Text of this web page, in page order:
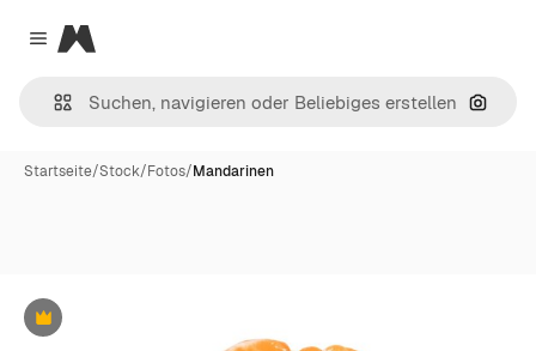
Close menu
Magnific
Nach
Startseite/Stock/Fotos/Mandarinen
Premium